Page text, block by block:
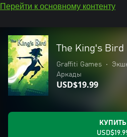
Перейти к основному контенту
The King's Bird
Graffiti Games •
Аркады
USD$19.99
КУПИТЬ